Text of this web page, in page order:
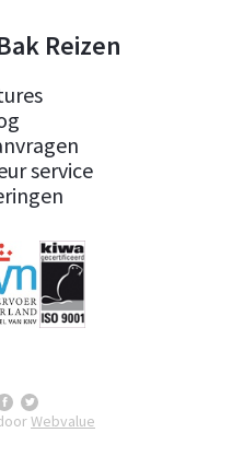
Reizen
service
Webvalue